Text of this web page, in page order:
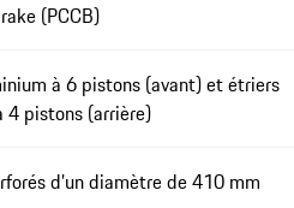
(PCCB)
à 6 pistons (avant) et étriers
4 pistons (arrière)
d’un diamètre de 410 mm